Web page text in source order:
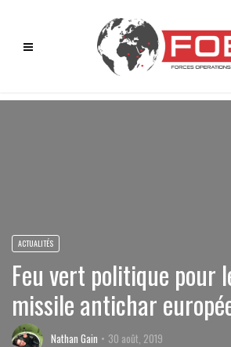
ACTUALITÉS
Feu vert politique pour
missile antichar
Nathan Gain 30 août, 2019